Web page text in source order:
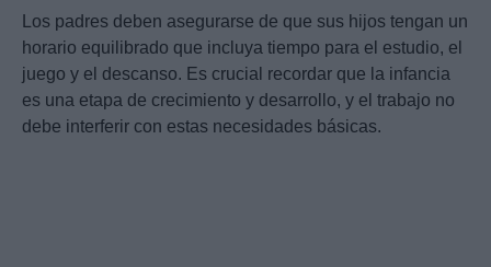
Los padres deben asegurarse de que sus hijos tengan un
horario equilibrado que incluya tiempo para el estudio, el
juego y el descanso. Es crucial recordar que la infancia
es una etapa de crecimiento y desarrollo, y el trabajo no
debe interferir con estas necesidades básicas.